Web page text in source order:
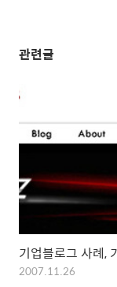
관련글
기업블로그 사례,
2007.11.26